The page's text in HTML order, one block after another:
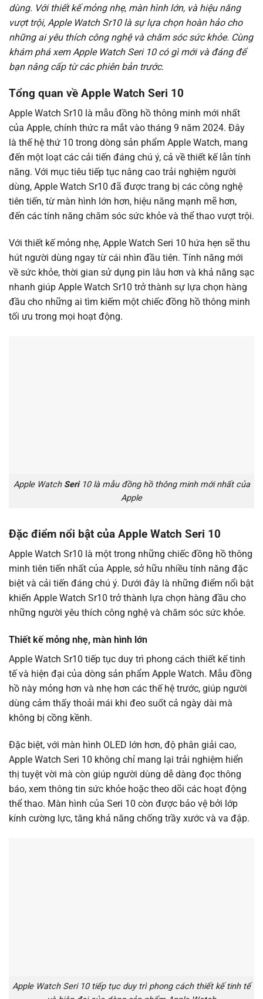
dùng. Với thiết kế mỏng nhẹ, màn hình lớn, và hiệu năng
vượt trội, Apple Watch Sr10 là sự lựa chọn hoàn hảo cho
những ai yêu thích công nghệ và chăm sóc sức khỏe. Cùng
khám phá xem Apple Watch Seri 10 có gì mới và đáng để
bạn nâng cấp từ các phiên bản trước.
Tổng quan về Apple Watch Seri 10
Apple Watch Sr10 là mẫu đồng hồ thông minh mới nhất
của Apple, chính thức ra mắt vào tháng 9 năm 2024. Đây
là thế hệ thứ 10 trong dòng sản phẩm Apple Watch, mang
đến một loạt các cải tiến đáng chú ý, cả về thiết kế lẫn tính
năng. Với mục tiêu tiếp tục nâng cao trải nghiệm người
dùng, Apple Watch Sr10 đã được trang bị các công nghệ
tiên tiến, từ màn hình lớn hơn, hiệu năng mạnh mẽ hơn,
đến các tính năng chăm sóc sức khỏe và thể thao vượt trội.
Với thiết kế mỏng nhẹ, Apple Watch Seri 10 hứa hẹn sẽ thu
hút người dùng ngay từ cái nhìn đầu tiên. Tính năng mới
về sức khỏe, thời gian sử dụng pin lâu hơn và khả năng sạc
nhanh giúp Apple Watch Sr10 trở thành sự lựa chọn hàng
đầu cho những ai tìm kiếm một chiếc đồng hồ thông minh
tối ưu trong mọi hoạt động.
Apple Watch Seri 10 là mẫu đồng hồ thông minh mới nhất của
Apple
Đặc điểm nổi bật của Apple Watch Seri 10
Apple Watch Sr10 là một trong những chiếc đồng hồ thông
minh tiên tiến nhất của Apple, sở hữu nhiều tính năng đặc
biệt và cải tiến đáng chú ý. Dưới đây là những điểm nổi bật
khiến Apple Watch Sr10 trở thành lựa chọn hàng đầu cho
những người yêu thích công nghệ và chăm sóc sức khỏe.
Thiết kế mỏng nhẹ, màn hình lớn
Apple Watch Sr10 tiếp tục duy trì phong cách thiết kế tinh
tế và hiện đại của dòng sản phẩm Apple Watch. Mẫu đồng
hồ này mỏng hơn và nhẹ hơn các thế hệ trước, giúp người
dùng cảm thấy thoải mái khi đeo suốt cả ngày dài mà
không bị cồng kềnh.
Đặc biệt, với màn hình OLED lớn hơn, độ phân giải cao,
Apple Watch Seri 10 không chỉ mang lại trải nghiệm hiển
thị tuyệt vời mà còn giúp người dùng dễ dàng đọc thông
báo, xem thông tin sức khỏe hoặc theo dõi các hoạt động
thể thao. Màn hình của Seri 10 còn được bảo vệ bởi lớp
kính cường lực, tăng khả năng chống trầy xước và va đập.
Apple Watch Seri 10 tiếp tục duy trì phong cách thiết kế tinh tế